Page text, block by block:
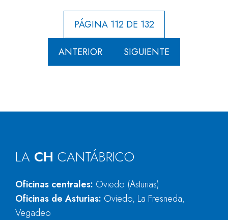
PÁGINA 112 DE 132
ANTERIOR SIGUIENTE
LA CH CANTÁBRICO
Oficinas centrales: Oviedo (Asturias)
Oficinas de Asturias: Oviedo, La Fresneda,
Vegadeo